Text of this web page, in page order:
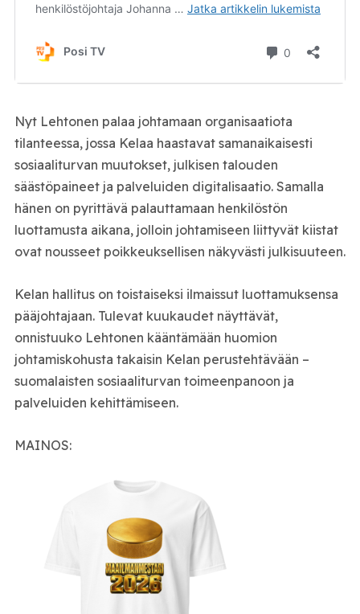
Nyt Lehtonen palaa johtamaan organisaatiota
tilanteessa, jossa Kelaa haastavat samanaikaisesti
sosiaaliturvan muutokset, julkisen talouden
säästöpaineet ja palveluiden digitalisaatio. Samalla
hänen on pyrittävä palauttamaan henkilöstön
luottamusta aikana, jolloin johtamiseen liittyvät kiistat
ovat nousseet poikkeuksellisen näkyvästi julkisuuteen.
Kelan hallitus on toistaiseksi ilmaissut luottamuksensa
pääjohtajaan. Tulevat kuukaudet näyttävät,
onnistuuko Lehtonen kääntämään huomion
johtamiskohusta takaisin Kelan perustehtävään –
suomalaisten sosiaaliturvan toimeenpanoon ja
palveluiden kehittämiseen.
MAINOS: